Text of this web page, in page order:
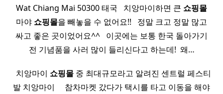
Wat Chiang Mai 50300 태국 ​ ​ 치앙마이하면 큰 쇼핑몰
마야 쇼핑몰을 빼놓을 수 없어요!! ​ ​ 정말 크고 정말 많고
싸고 좋은 곳이었어요^^ ​ ​ 이곳에는 보통 한국 돌아가기
전 기념품을 사러 많이 들리신다고 하는데! ​ 왜…
​ ​ 치앙마이 쇼핑몰 중 최대규모라고 알려진 센트럴 페스티
발 치앙마이 ​ ​ ​ ​ 참차마켓 갔다가 택시를 타고 이동을 해야